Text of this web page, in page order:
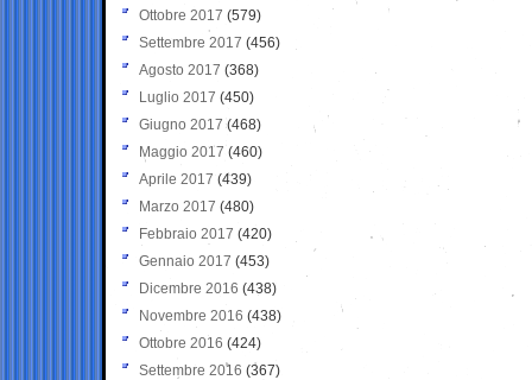
Ottobre 2017 (579)
Settembre 2017 (456)
Agosto 2017 (368)
Luglio 2017 (450)
Giugno 2017 (468)
Maggio 2017 (460)
Aprile 2017 (439)
Marzo 2017 (480)
Febbraio 2017 (420)
Gennaio 2017 (453)
Dicembre 2016 (438)
Novembre 2016 (438)
Ottobre 2016 (424)
Settembre 2016 (367)